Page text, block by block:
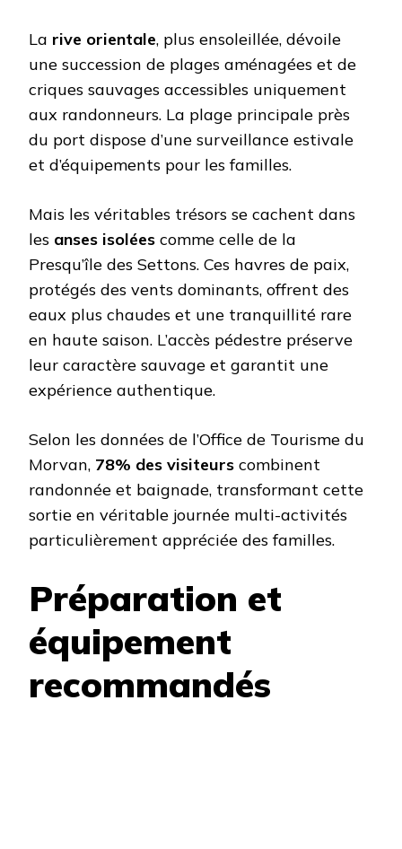
La rive orientale, plus ensoleillée, dévoile
une succession de plages aménagées et de
criques sauvages accessibles uniquement
aux randonneurs. La plage principale près
du port dispose d’une surveillance estivale
et d’équipements pour les familles.
Mais les véritables trésors se cachent dans
les anses isolées comme celle de la
Presqu’île des Settons. Ces havres de paix,
protégés des vents dominants, offrent des
eaux plus chaudes et une tranquillité rare
en haute saison. L’accès pédestre préserve
leur caractère sauvage et garantit une
expérience authentique.
Selon les données de l’Office de Tourisme du
Morvan, 78% des visiteurs combinent
randonnée et baignade, transformant cette
sortie en véritable journée multi-activités
particulièrement appréciée des familles.
Préparation et
équipement
recommandés